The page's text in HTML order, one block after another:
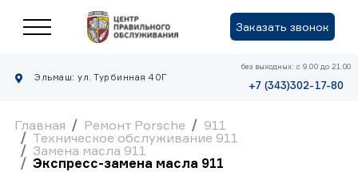
Заказать звонок
Эльмаш: ул. Турбинная 40Г
без выходных: с 9.00 до 21.00
+7 (343)302-17-80
Главная Ремонт Porsche
911
Техническое обслуживание 911
Замена масла 911
Экспресс-замена масла 911